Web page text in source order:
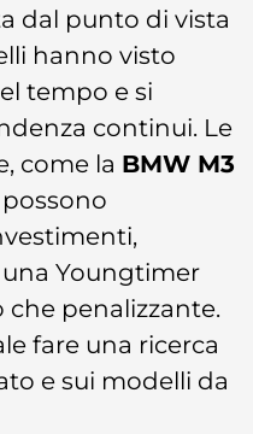
dal punto di vista
hanno visto
tempo e si
continui. Le
come la BMW M3
possono
Youngtimer
che penalizzante.
fare una ricerca
e sui modelli da